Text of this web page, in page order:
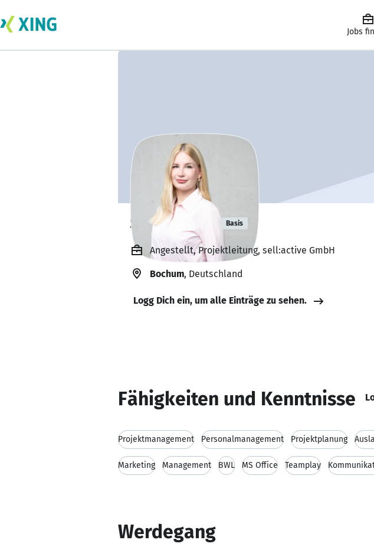
Jobs
Svenja Wilk Basis
Angestellt, Projektleitung, sell:active GmbH
Bochum, Deutschland
Logg Dich ein, um alle Einträge zu sehen.
Fähigkeiten und Kenntnisse
Projektmanagement Personalmanagement Projektplanung
Marketing Management BWL MS Office Teamplay
Werdegang